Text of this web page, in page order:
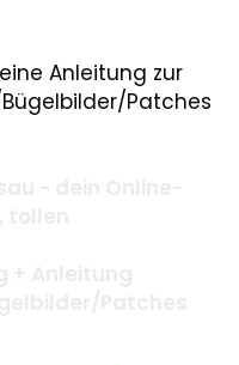
Anleitung zur
Patches